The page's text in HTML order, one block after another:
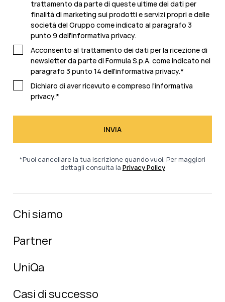
trattamento da parte di queste ultime dei dati per
finalità di marketing sui prodotti e servizi propri e delle
società del Gruppo come indicato al paragrafo 3
punto 9 dell'informativa privacy.
Acconsento al trattamento dei dati per la ricezione di
newsletter da parte di Formula S.p.A. come indicato nel
paragrafo 3 punto 14 dell'informativa privacy.*
Dichiaro di aver ricevuto e compreso l'informativa
privacy.*
*Puoi cancellare la tua iscrizione quando vuoi. Per maggiori
dettagli consulta la Privacy Policy
Chi siamo
Partner
UniQa
Casi di successo